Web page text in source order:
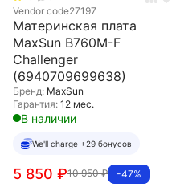
Vendor code27197
Материнская плата
MaxSun B760M-F
Challenger
(6940709699638)
Бренд: MaxSun
Гарантия: 12 мес.
В наличии
We'll charge +29 бонусов
-47%
10 950₽
5 850 ₽